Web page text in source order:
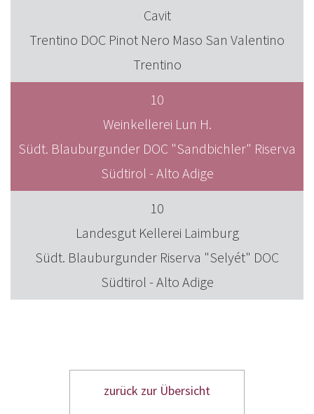
Cavit
Trentino DOC Pinot Nero Maso San Valentino
Trentino
10
Weinkellerei Lun H.
Südt. Blauburgunder DOC "Sandbichler" Riserva
Südtirol - Alto Adige
10
Landesgut Kellerei Laimburg
Südt. Blauburgunder Riserva "Selyét" DOC
Südtirol - Alto Adige
zurück zur Übersicht